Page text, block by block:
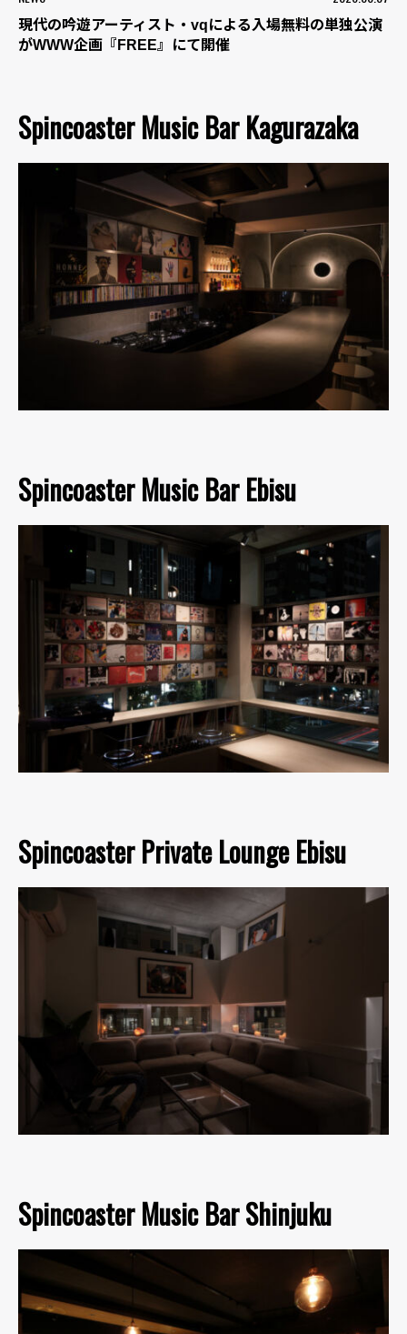
現代の吟遊アーティスト・vqによる入場無料の単独公演
がWWW企画『FREE』にて開催
Spincoaster Music Bar Kagurazaka
Spincoaster Music Bar Ebisu
Spincoaster Private Lounge Ebisu
Spincoaster Music Bar Shinjuku